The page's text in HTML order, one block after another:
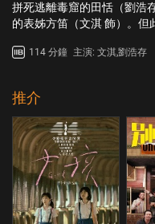
拼死逃離毒窟的田恬（劉浩
的表姊方笛（文淇 飾）。
二人命運的齒輪不得不重新
114 分鐘 主演: 文淇,劉浩存
推介